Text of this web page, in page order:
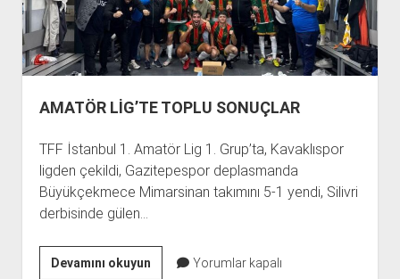
AMATÖR LİG’TE TOPLU SONUÇLAR
TFF İstanbul 1. Amatör Lig 1. Grup’ta, Kavaklıspor
ligden çekildi, Gazitepespor deplasmanda
Büyükçekmece Mimarsinan takımını 5-1 yendi, Silivri
derbisinde gülen…
Devamını okuyunAMATÖRYorumlar kapalı